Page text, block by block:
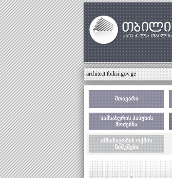
architect.tbilisi.gov.ge
მთავარი
სამსახურის პასუხის
მოძებნა
ამხანაგობის ოქმის
ნიმუშები